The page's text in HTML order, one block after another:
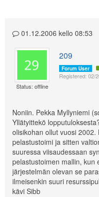
01.12.2006 kello 08:53
Status: offline
209
Forum User
Registered: 02/
Noniin. Pekka Myllyniemi
Yllätyittekö
olisikohan ollut vuosi
pelastustoimi ja sitten
suuressa viisaudessaan
pelastustoimen mallin, kun
järjestelmän olevan se
ilmeisenkin suuri
kävi Sibb